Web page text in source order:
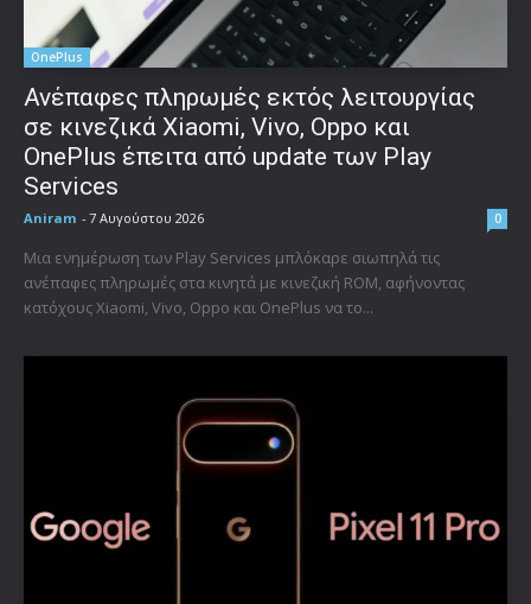
OnePlus
Ανέπαφες πληρωμές εκτός λειτουργίας
σε κινεζικά Xiaomi, Vivo, Oppo και
OnePlus έπειτα από update των Play
Services
Aniram - 7 Αυγούστου 2026 0
Μια ενημέρωση των Play Services μπλόκαρε σιωπηλά τις
ανέπαφες πληρωμές στα κινητά με κινεζική ROM, αφήνοντας
κατόχους Xiaomi, Vivo, Oppo και OnePlus να το...